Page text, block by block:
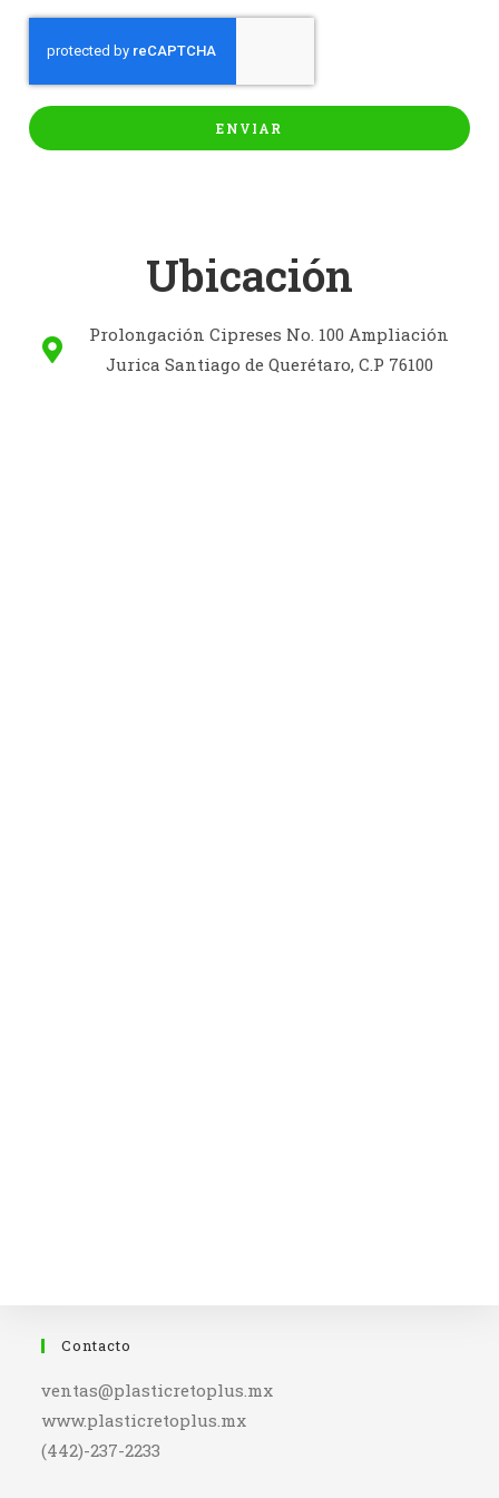
ENVIAR
Ubicación
Prolongación Cipreses No. 100 Ampliación
Jurica Santiago de Querétaro, C.P 76100
Contacto
ventas@plasticretoplus.mx
www.plasticretoplus.mx
(442)-237-2233